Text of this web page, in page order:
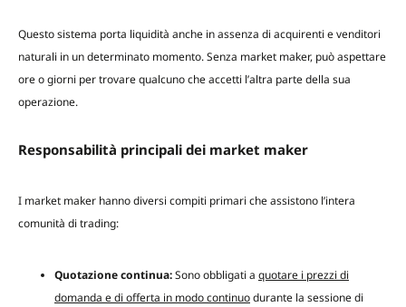
Questo sistema porta liquidità anche in assenza di acquirenti e venditori
naturali in un determinato momento. Senza market maker, può aspettare
ore o giorni per trovare qualcuno che accetti l’altra parte della sua
operazione.
Responsabilità principali dei market maker
I market maker hanno diversi compiti primari che assistono l’intera
comunità di trading:
Quotazione continua:Sono obbligati a quotare i prezzi di
domanda e di offerta in modo continuodurante la sessione di